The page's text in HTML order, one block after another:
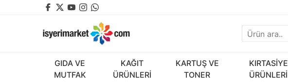
GIDA VE
MUTFAK
KAĞIT
ÜRÜNLERİ
KARTUŞ VE
TONER
KIRTASİYE
ÜRÜNLERİ